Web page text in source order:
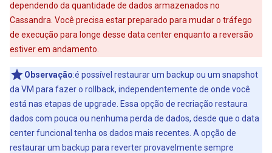
dependendo da quantidade de dados armazenados no
Cassandra. Você precisa estar preparado para mudar o tráfego
de execução para longe desse data center enquanto a reversão
estiver em andamento.
Observação:é possível restaurar um backup ou um snapshot
da VM para fazer o rollback, independentemente de onde você
está nas etapas de upgrade. Essa opção de recriação restaura
dados com pouca ou nenhuma perda de dados, desde que o data
center funcional tenha os dados mais recentes. A opção de
restaurar um backup para reverter provavelmente sempre